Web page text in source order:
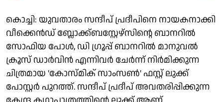
കൊച്ചി: യുവതാരം സന്ദീപ് പ്രദീപിനെ നായകനാക്കി
വീക്കെൻഡ് ബ്ലോക്ക്ബസ്റ്റേഴ്സിന്റെ ബാനറിൽ
സോഫിയ പോൾ, ഡി ഗ്രൂപ്പ് ബാനറിൽ മാനുവൽ
ക്രൂസ് ഡാർവിൻ എന്നിവർ ചേർന്ന് നിർമിക്കുന്ന
ചിത്രമായ 'കോസ്മിക് സാംസൺ' ഫസ്റ്റ് ലുക്ക്
പോസ്റ്റർ പുറത്ത്. സന്ദീപ് പ്രദീപ് അവതരിപ്പിക്കുന്ന